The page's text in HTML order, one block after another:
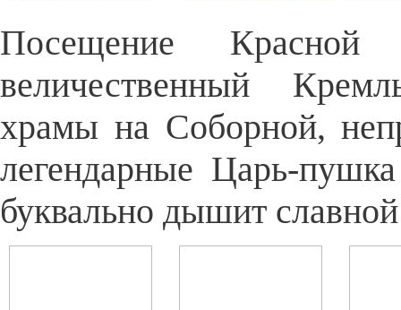
Посещение
величественный
храмы на Соборной,
легендарные Царь-
буквально дышит